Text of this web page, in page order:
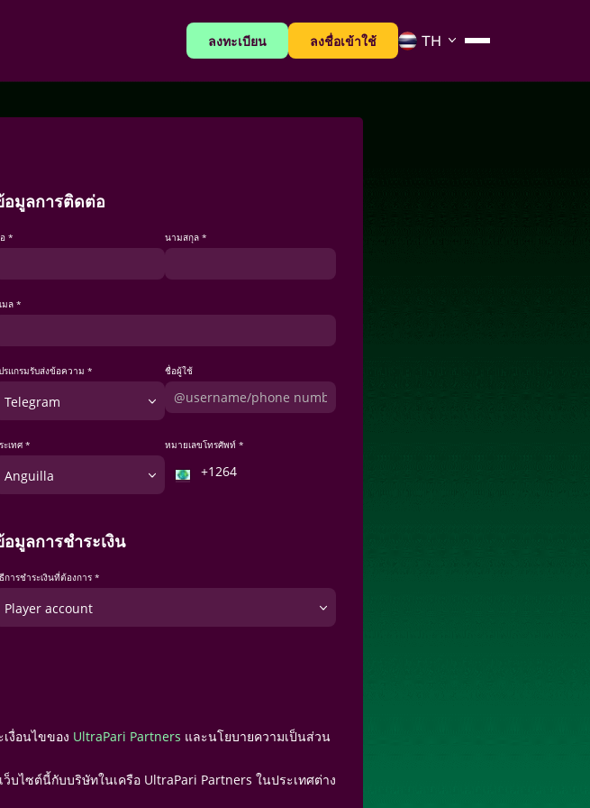
ลงทะเบียน ลงชื่อเข้าใช้
อมูลการติดต่อ
* นามสกุล *
มล *
รแกรมรับส่งข้อความ *
Telegram
ชื่อผู้ใช้
ะเทศ *
Anguilla
หมายเลขโทรศัพท์ *
มูลการชำระเงิน
การชำระเงินที่ต้องการ *
Player account
งื่อนไขของ UltraPari Partners และนโยบายความเป็นส่วน
ไซต์นี้กับบริษัทในเครือ UltraPari Partners ในประเทศต่าง